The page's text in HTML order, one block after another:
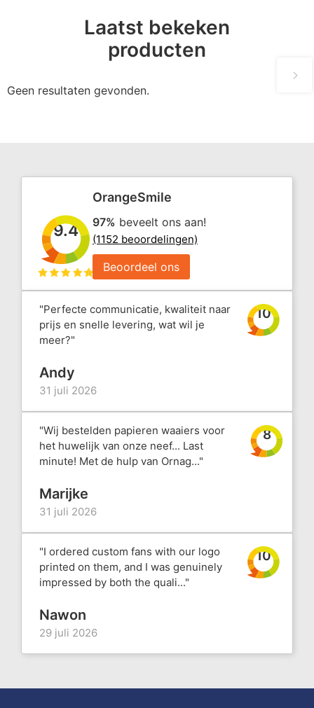
Laatst bekeken
producten
Geen resultaten gevonden.
9.4
OrangeSmile
97% beveelt ons aan!
(1152 beoordelingen)
Beoordeel ons
"Perfecte communicatie, kwaliteit naar
prijs en snelle levering, wat wil je
meer?"
10
Andy
31 juli 2026
"Wij bestelden papieren waaiers voor
het huwelijk van onze neef... Last
minute! Met de hulp van Ornag..."
8
Marijke
31 juli 2026
"I ordered custom fans with our logo
printed on them, and I was genuinely
impressed by both the quali..."
10
Nawon
29 juli 2026